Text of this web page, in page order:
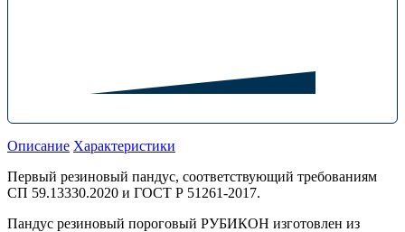
Описание Характеристики
Первый резиновый пандус, соответствующий требованиям
СП 59.13330.2020 и ГОСТ Р 51261-2017.
Пандус резиновый пороговый РУБИКОН изготовлен из